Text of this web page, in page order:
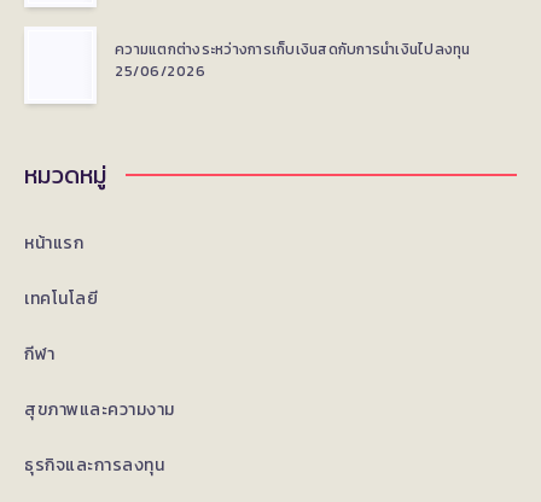
ความแตกต่างระหว่างการเก็บเงินสดกับการนำเงินไปลงทุน
25/06/2026
หมวดหมู่
หน้าแรก
เทคโนโลยี
กีฬา
สุขภาพและความงาม
ธุรกิจและการลงทุน